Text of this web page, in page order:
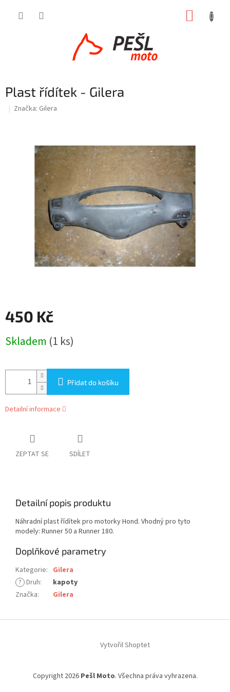
Plast řídítek - Gilera
Značka: Gilera
450 Kč
cena:
Skladem (1 ks)
Přidat do košíku
Detailní informace
ZEPTAT SE SDÍLET
Detailní popis produktu
Náhradní plast řídítek pro motorky Hond. Vhodný pro tyto
modely: Runner 50 a Runner 180.
Doplňkové parametry
Kategorie: Gilera
? Druh:
kapoty
Značka: Gilera
Vytvořil Shoptet
Copyright 2026 Pešl Moto. Všechna práva vyhrazena.